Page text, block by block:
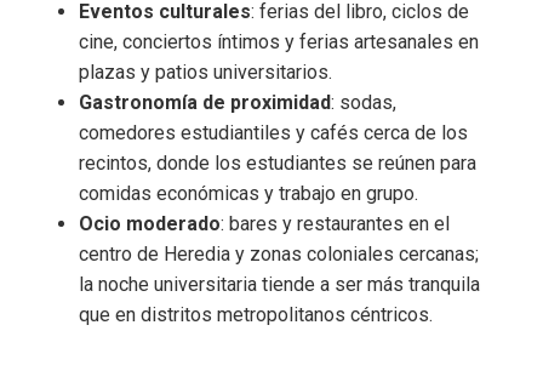
Eventos culturales: ferias del libro, ciclos de
cine, conciertos íntimos y ferias artesanales en
plazas y patios universitarios.
Gastronomía de proximidad: sodas,
comedores estudiantiles y cafés cerca de los
recintos, donde los estudiantes se reúnen para
comidas económicas y trabajo en grupo.
Ocio moderado: bares y restaurantes en el
centro de Heredia y zonas coloniales cercanas;
la noche universitaria tiende a ser más tranquila
que en distritos metropolitanos céntricos.